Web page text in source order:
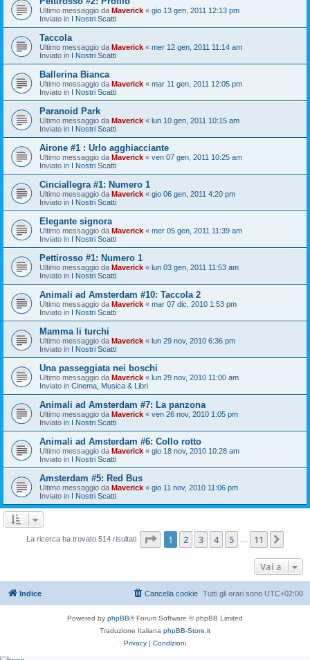
Ultimo messaggio da Maverick « gio 13 gen, 2011 12:13 pm
Inviato in I Nostri Scatti
Taccola
Ultimo messaggio da Maverick « mer 12 gen, 2011 11:14 am
Inviato in I Nostri Scatti
Ballerina Bianca
Ultimo messaggio da Maverick « mar 11 gen, 2011 12:05 pm
Inviato in I Nostri Scatti
Paranoid Park
Ultimo messaggio da Maverick « lun 10 gen, 2011 10:15 am
Inviato in I Nostri Scatti
Airone #1 : Urlo agghiacciante
Ultimo messaggio da Maverick « ven 07 gen, 2011 10:25 am
Inviato in I Nostri Scatti
Cinciallegra #1: Numero 1
Ultimo messaggio da Maverick « gio 06 gen, 2011 4:20 pm
Inviato in I Nostri Scatti
Elegante signora
Ultimo messaggio da Maverick « mer 05 gen, 2011 11:39 am
Inviato in I Nostri Scatti
Pettirosso #1: Numero 1
Ultimo messaggio da Maverick « lun 03 gen, 2011 11:53 am
Inviato in I Nostri Scatti
Animali ad Amsterdam #10: Taccola 2
Ultimo messaggio da Maverick « mar 07 dic, 2010 1:53 pm
Inviato in I Nostri Scatti
Mamma li turchi
Ultimo messaggio da Maverick « lun 29 nov, 2010 6:36 pm
Inviato in I Nostri Scatti
Una passeggiata nei boschi
Ultimo messaggio da Maverick « lun 29 nov, 2010 11:00 am
Inviato in Cinema, Musica & Libri
Animali ad Amsterdam #7: La panzona
Ultimo messaggio da Maverick « ven 26 nov, 2010 1:05 pm
Inviato in I Nostri Scatti
Animali ad Amsterdam #6: Collo rotto
Ultimo messaggio da Maverick « gio 18 nov, 2010 10:28 am
Inviato in I Nostri Scatti
Amsterdam #5: Red Bus
Ultimo messaggio da Maverick « gio 11 nov, 2010 11:06 pm
Inviato in I Nostri Scatti
La ricerca ha trovato 514 risultati Pagina di 11
1 2 3 4 5 11
Vai a
Indice Tutti gli orari sono UTC+02:00
Cancella cookie
Powered by phpBB® Forum Software © phpBB Limited
Traduzione Italiana phpBB-Store.it
Privacy | Condizioni